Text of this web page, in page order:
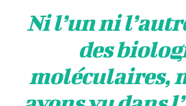
Ni l’un ni
des
moléculaires,